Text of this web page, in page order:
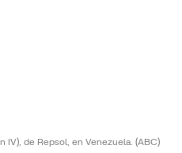
IV), de Repsol, en Venezuela. (ABC)